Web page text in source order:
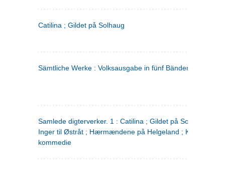
Catilina ; Gildet på Solhaug
Sämtliche Werke : Volksausgabe in fünf Bänden
Samlede digterverker. 1 : Catilina ; Gildet på Solhaug ; Fru
Inger til Østråt ; Hærmændene på Helgeland ;
kommedie